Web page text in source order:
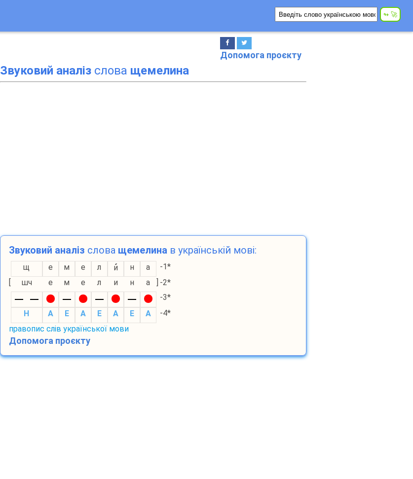
Допомога проєкту
Звуковий аналізслова щемелина
Звуковий аналіз слова щемелинав українській мові:
щ е м е л и н а
-1*
[
шч е м е л и н а ] -2*
-3*
H
A E A E A E A
-4*
правопис слів української мови
Допомога проєкту